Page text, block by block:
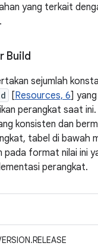
yang terkait
Build
sejumlah
[Resources, 6]
perangkat saat ini.
konsisten dan
tabel di bawah
format nilai ini
perangkat.